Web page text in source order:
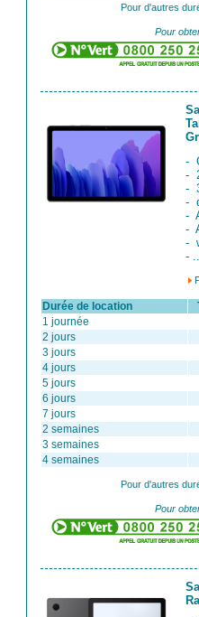
Pour d'autres
Pour
-
-
-
-
-
-
-
-
Durée de location
1 journée
2 jours
3 jours
4 jours
5 jours
6 jours
7 jours
2 semaines
3 semaines
4 semaines
Pour d'autres
Pour